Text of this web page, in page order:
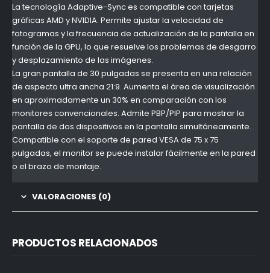
La tecnología Adaptive-Sync es compatible con tarjetas
gráficas AMD y NVIDIA. Permite ajustar la velocidad de
fotogramas y la frecuencia de actualización de la pantalla en
función de la GPU, lo que resuelve los problemas de desgarro
y desplazamiento de las imágenes.
La gran pantalla de 30 pulgadas se presenta en una relación
de aspecto ultra ancha 21:9. Aumenta el área de visualización
en aproximadamente un 30% en comparación con los
monitores convencionales. Admite PBP/PIP para mostrar la
pantalla de dos dispositivos en la pantalla simultáneamente.
Compatible con el soporte de pared VESA de 75 x 75
pulgadas, el monitor se puede instalar fácilmente en la pared
o el brazo de montaje.
VALORACIONES (0)
PRODUCTOS RELACIONADOS